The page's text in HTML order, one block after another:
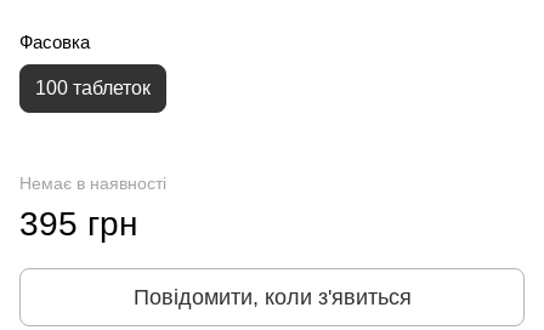
Фасовка
100 таблеток
Немає в наявності
395 грн
Повідомити, коли з'явиться